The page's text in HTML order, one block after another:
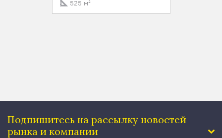
525 м²
Подпишитесь на рассылку новостей
рынка и компании